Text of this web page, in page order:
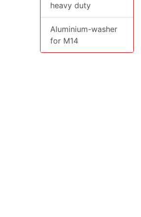
heavy duty
Aluminium-washer
for M14